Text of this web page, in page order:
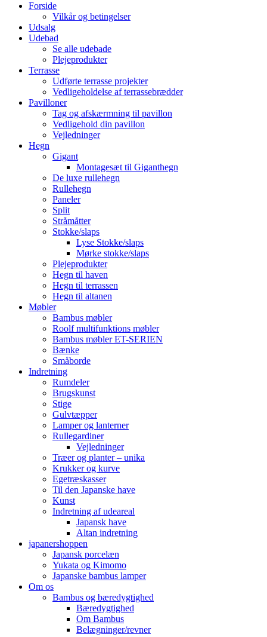
Forside
Vilkår og betingelser
Udsalg
Udebad
Se alle udebade
Plejeprodukter
Terrasse
Udførte terrasse projekter
Vedligeholdelse af terrassebrædder
Pavilloner
Tag og afskærmning til pavillon
Vedligehold din pavillon
Vejledninger
Hegn
Gigant
Montagesæt til Giganthegn
De luxe rullehegn
Rullehegn
Paneler
Split
Stråmåtter
Stokke/slaps
Lyse Stokke/slaps
Mørke stokke/slaps
Plejeprodukter
Hegn til haven
Hegn til terrassen
Hegn til altanen
Møbler
Bambus møbler
Roolf multifunktions møbler
Bambus møbler ET-SERIEN
Bænke
Småborde
Indretning
Rumdeler
Brugskunst
Stige
Gulvtæpper
Lamper og lanterner
Rullegardiner
Vejledninger
Træer og planter – unika
Krukker og kurve
Egetræskasser
Til den Japanske have
Kunst
Indretning af udeareal
Japansk have
Altan indretning
japanershoppen
Japansk porcelæn
Yukata og Kimomo
Japanske bambus lamper
Om os
Bambus og bæredygtighed
Bæredygtighed
Om Bambus
Belægninger/revner